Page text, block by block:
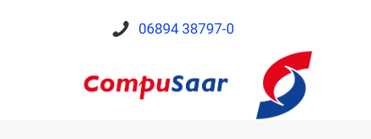
06894 38797-0